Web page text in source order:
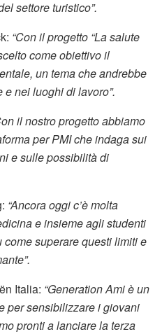
settore turistico”.
“Con il progetto “La salute
come obiettivo il
un tema che andrebbe
nei luoghi di lavoro”.
il nostro progetto abbiamo
per PMI che indaga sui
e sulle possibilità di
“Ancora oggi c’è molta
e insieme agli studenti
superare questi limiti e
Italia: “Generation Ami è un
per sensibilizzare i giovani
pronti a lanciare la terza